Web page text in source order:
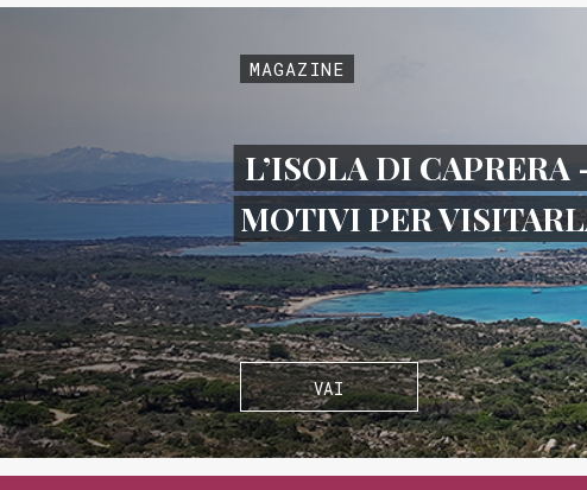
MAGAZINE
L’ISOLA DI CAPRERA
MOTIVI PER
VAI